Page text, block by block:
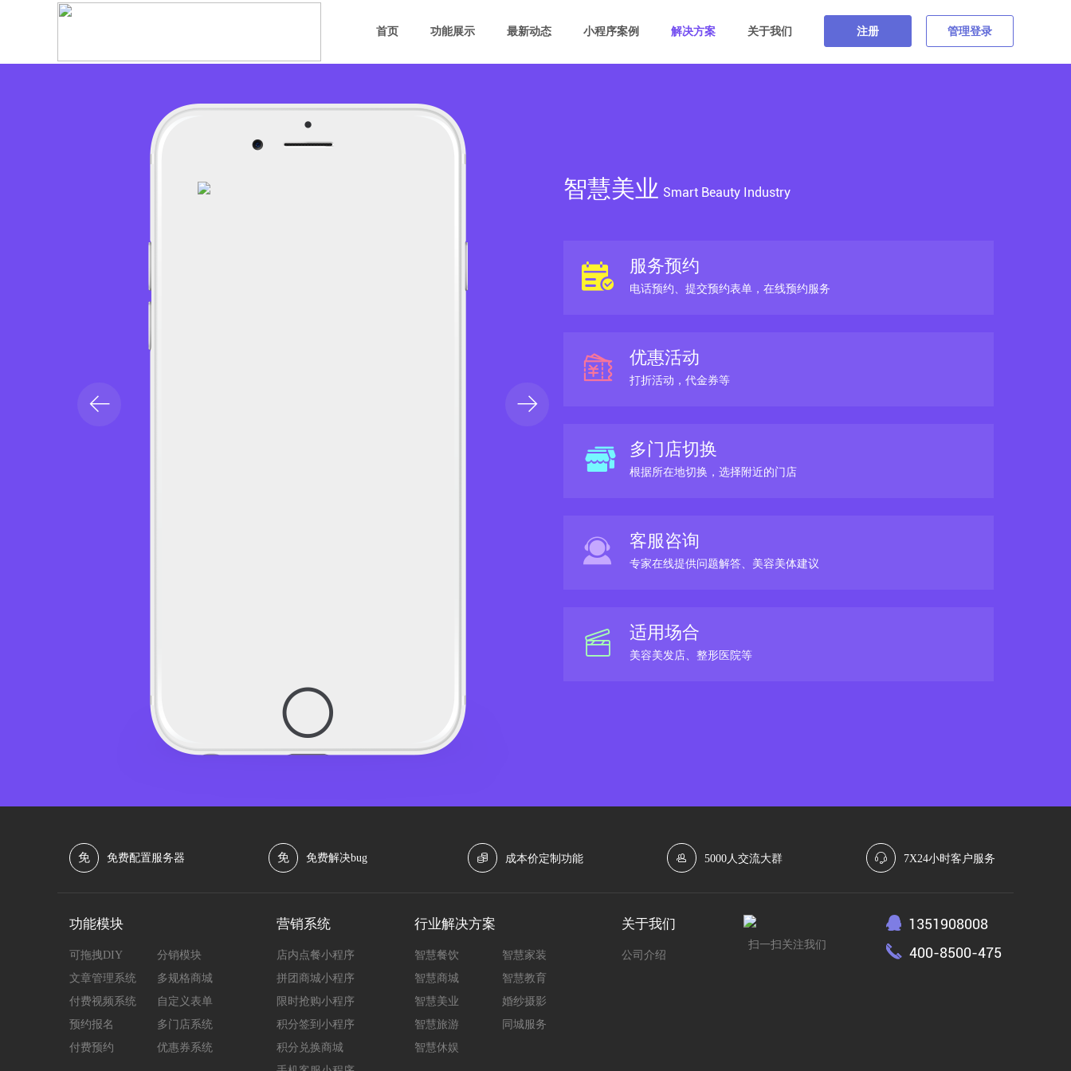
首页 功能展示 最新动态 小程序案例 解决方案 关于我们 注册 管理登录
智慧美业 Smart Beauty Industry
服务预约
电话预约、提交预约表单，在线预约服务
优惠活动
打折活动，代金券等
多门店切换
根据所在地切换，选择附近的门店
客服咨询
专家在线提供问题解答、美容美体建议
适用场合
美容美发店、整形医院等
免 免费配置服务器 免 免费解决bug 成本价定制功能 5000人交流大群 7X24小时客户服务
功能模块
可拖拽DIY
分销模块
文章管理系统
多规格商城
付费视频系统
自定义表单
预约报名
多门店系统
付费预约
优惠券系统
营销系统
店内点餐小程序
拼团商城小程序
限时抢购小程序
积分签到小程序
积分兑换商城
行业解决方案
智慧餐饮
智慧家装
智慧商城
智慧教育
智慧美业
婚纱摄影
智慧旅游
同城服务
智慧休娱
关于我们
公司介绍
1351908008
400-8500-475
扫一扫关注我们